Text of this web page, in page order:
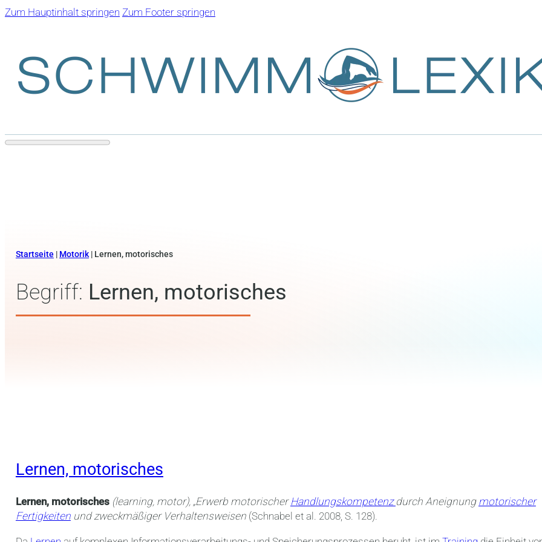
Zum Hauptinhalt springen Zum Footer springen
Startseite | Motorik| Lernen, motorisches
Begriff: Lernen, motorisches
Lernen, motorisches
Lernen, motorisches (learning, motor), „Erwerb motorischerHandlungskompetenz durch Aneignung motorischer
Fertigkeitenund zweckmäßiger Verhaltensweisen (Schnabel et al. 2008, S. 128).